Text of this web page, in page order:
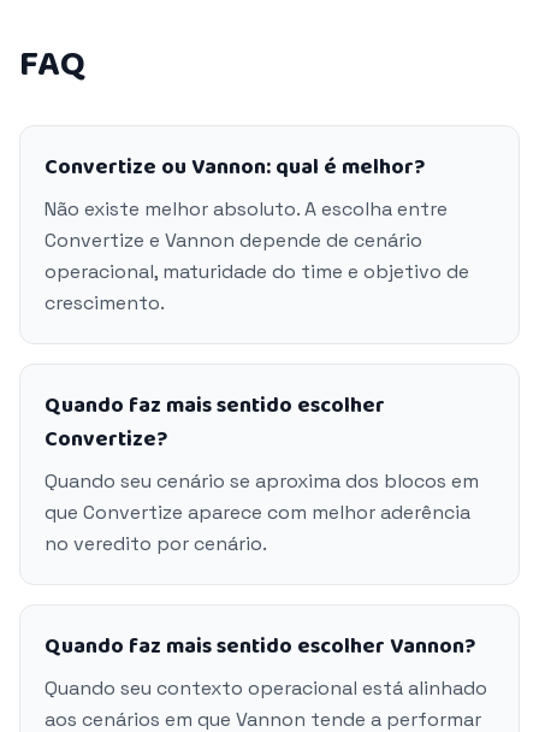
FAQ
Convertize ou Vannon: qual é melhor?
Não existe melhor absoluto. A escolha entre
Convertize e Vannon depende de cenário
operacional, maturidade do time e objetivo de
crescimento.
Quando faz mais sentido escolher
Convertize?
Quando seu cenário se aproxima dos blocos em
que Convertize aparece com melhor aderência
no veredito por cenário.
Quando faz mais sentido escolher Vannon?
Quando seu contexto operacional está alinhado
aos cenários em que Vannon tende a performar